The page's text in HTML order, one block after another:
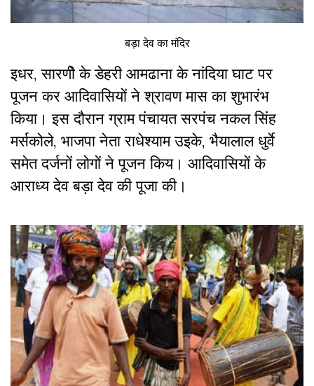
बड़ा देव का मंदिर
इधर, सारणीे के डेहरी आमढाना के नांदिया घाट पर
पूजन कर आदिवासियों ने श्रावण मास का शुभारंभ
किया। इस दौरान ग्राम पंचायत सरपंच नकल सिंह
मर्सकोले, भाजपा नेता राधेश्याम उइके, भैयालाल धुर्वे
समेत दर्जनों लोगों ने पूजन किय। आदिवासियों के
आराध्य देव बड़ा देव की पूजा की।